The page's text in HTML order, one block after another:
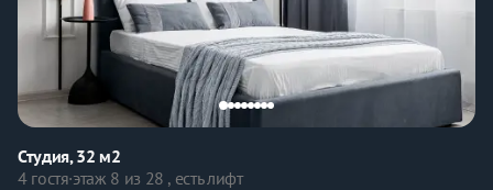
Студия, 32 м2
4 гостя·этаж 8 из 28 , есть лифт